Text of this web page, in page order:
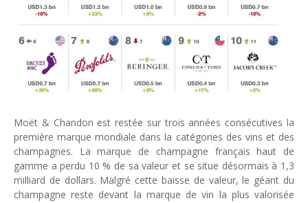
Moët & Chandon est restée sur trois années consécutives la
première marque mondiale dans la catégories des vins et des
champagnes. La marque de champagne français haut de
gamme a perdu 10 % de sa valeur et se situe désormais à 1,3
milliard de dollars. Malgré cette baisse de valeur, le géant du
champagne reste devant la marque de vin la plus valorisée